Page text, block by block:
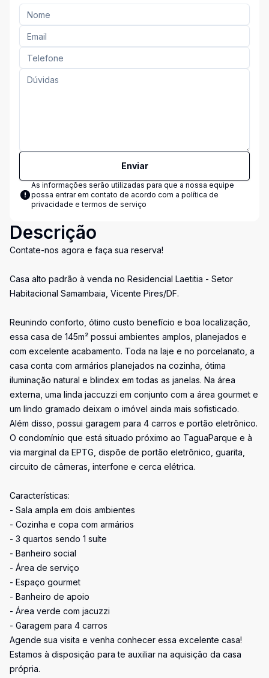
Enviar
As informações serão utilizadas para que a nossa equipe
possa entrar em contato de acordo com a política de
privacidade e termos de serviço
Descrição
Contate-nos agora e faça sua reserva!
Casa alto padrão à venda no Residencial Laetitia - Setor
Habitacional Samambaia, Vicente Pires/DF.
Reunindo conforto, ótimo custo benefício e boa localização,
essa casa de 145m² possui ambientes amplos, planejados e
com excelente acabamento. Toda na laje e no porcelanato, a
casa conta com armários planejados na cozinha, ótima
iluminação natural e blindex em todas as janelas. Na área
externa, uma linda jaccuzzi em conjunto com a área gourmet e
um lindo gramado deixam o imóvel ainda mais sofisticado.
Além disso, possui garagem para 4 carros e portão eletrônico.
O condomínio que está situado próximo ao TaguaParque e à
via marginal da EPTG, dispõe de portão eletrônico, guarita,
circuito de câmeras, interfone e cerca elétrica.
Características:
- Sala ampla em dois ambientes
- Cozinha e copa com armários
- 3 quartos sendo 1 suíte
- Banheiro social
- Área de serviço
- Espaço gourmet
- Banheiro de apoio
- Área verde com jacuzzi
- Garagem para 4 carros
Agende sua visita e venha conhecer essa excelente casa!
Estamos à disposição para te auxiliar na aquisição da casa
própria.